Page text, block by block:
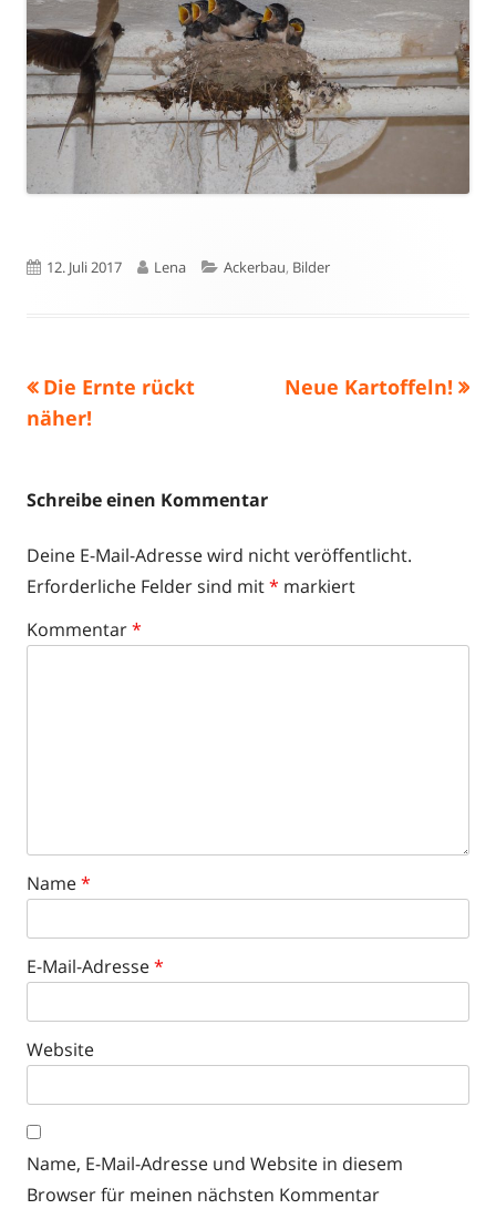
Veröffentlicht
12. Juli 2017 Autor
Lena Kategorien
Ackerbau, Bilder
Beitragsnavigation
Vorheriger
Beitrag:
Die Ernte rückt
näher!
Nächster
Neue Kartoffeln!
Schreibe einen Kommentar
Deine E-Mail-Adresse wird nicht veröffentlicht.
Erforderliche Felder sind mit* markiert
Kommentar*
Name*
E-Mail-Adresse*
Website
Name, E-Mail-Adresse und Website in diesem
Browser für meinen nächsten Kommentar